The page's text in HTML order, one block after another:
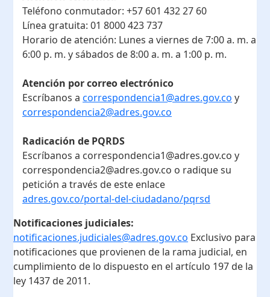
Teléfono conmutador: +57 601 432 27 60
Línea gratuita: 01 8000 423 737
Horario de atención: Lunes a viernes de 7:00 a. m. a
6:00 p. m. y sábados de 8:00 a. m. a 1:00 p. m.
Atención por correo electrónico
Escríbanos a correspondencia1@adres.gov.co y
correspondencia2@adres.gov.co
Radicación de PQRDS
Escríbanos a correspondencia1@adres.gov.co y
correspondencia2@adres.gov.co o radique su
petición a través de este enlace
adres.gov.co/portal-del-ciudadano/pqrsd
Notificaciones judiciales:
notificaciones.judiciales@adres.gov.co Exclusivo para
notificaciones que provienen de la rama judicial, en
cumplimiento de lo dispuesto en el artículo 197 de la
ley 1437 de 2011.